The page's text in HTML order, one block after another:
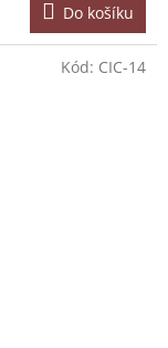
Do košíku
Kód: CIC-14